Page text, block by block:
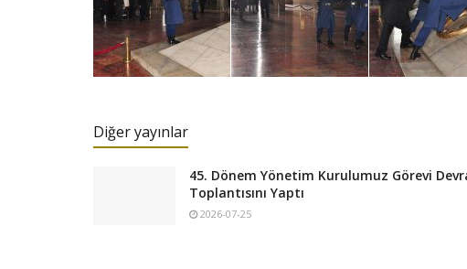
Diğer yayınlar
45. Dönem Yönetim Kurulumuz Görevi
Toplantısını Yaptı
2026-07-25